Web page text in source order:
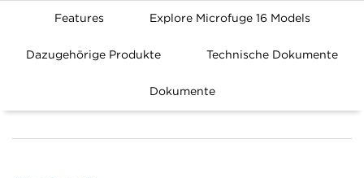
Features Explore Microfuge 16 Models
Dazugehörige Produkte Technische Dokumente
Dokumente